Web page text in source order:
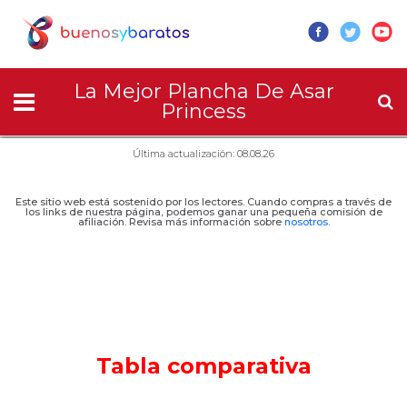
La Mejor Plancha De Asar
Princess
Última actualización: 08.08.26
Este sitio web está sostenido por los lectores. Cuando compras a través de
los links de nuestra página, podemos ganar una pequeña comisión de
afiliación. Revisa más información sobre nosotros.
Tabla comparativa